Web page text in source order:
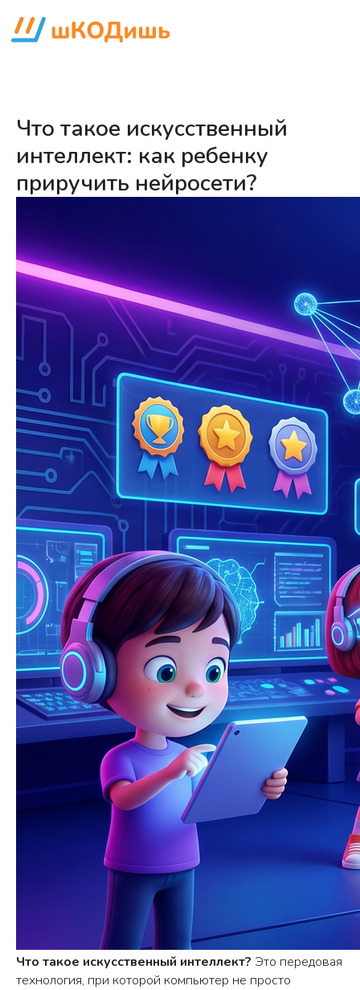
Что такое искусственный
интеллект: как ребенку
приручить нейросети?
Что такое искусственный интеллект? Это передовая
технология, при которой компьютер не просто